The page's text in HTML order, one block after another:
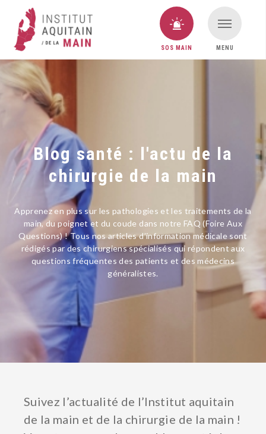
SOS MAIN
VOUS AVEZ UNE URGENCE MAIN ?
MENU
Blog santé : l'actu de la
chirurgie de la main
Apprenez en plus sur les pathologies et les traitements de la
main, du poignet et du coude dans notre FAQ (Foire Aux
Questions) ! Tous nos articles d’information médicale sont
rédigés par des chirurgiens spécialisés qui répondent aux
questions fréquentes des patients et des médecins
généralistes.
Suivez l’actualité de l’Institut aquitain
de la main et de la chirurgie de la main !